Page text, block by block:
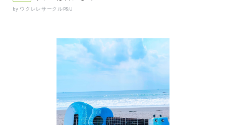
by ウクレレサークルP&U